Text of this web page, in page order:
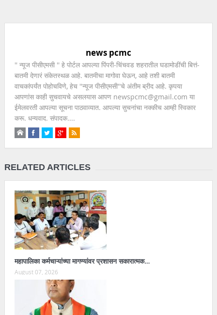
news pcmc
'' न्यूज पीसीएमसी '' हे पोर्टल आपल्या पिंपरी-चिंचवड शहरातील घडामोडींची बित्तं-
बातमी देणारं संकेतस्थळ आहे. बातमीचा मागोवा घेऊन, आहे तशी बातमी
वाचकांपर्यंत पोहोचविणे, हेच ''न्यूज पीसीएमसी''चे अंतीम ब्रीद आहे. कृपया
आपणांस काही सुचवायचे असलयास आपण newspcmc@gmail.com या
ईमेलवरती आपल्या सूचना पाठवाव्यात. आपल्या सुचनांचा नक्कीच आम्ही स्विकार
करू. धन्यवाद. संपादक....
RELATED ARTICLES
महापालिका कर्मचाऱ्यांच्या मागण्यांवर प्रशासन सकारात्मक…
August 07, 2026